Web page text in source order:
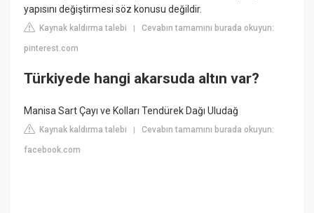
yapısını değiştirmesi söz konusu değildir.
Kaynak kaldırma talebi |Cevabın tamamını burada okuyun:
pinterest.com
Türkiyede hangi akarsuda altın var?
Manisa Sart Çayı ve Kolları Tendürek Dağı Uludağ
Kaynak kaldırma talebi |Cevabın tamamını burada okuyun:
facebook.com